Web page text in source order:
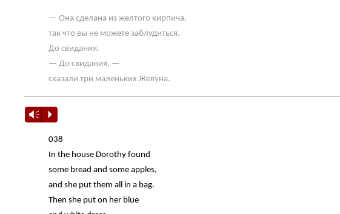
— Она сделана из желтого кирпича,
так что вы не можете заблудиться.
До свидания.
— До свидания, —
сказали три маленьких Жевуна.
Vm P
038
In the house Dorothy found
some bread and some apples,
and she put them all in a bag.
Then she put on her blue